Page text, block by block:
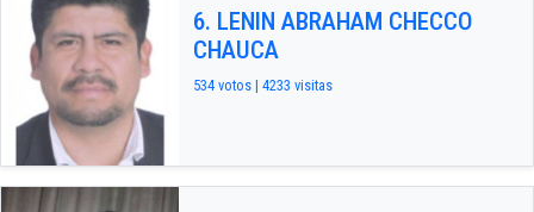
6. LENIN ABRAHAM CHECCO
CHAUCA
534 votos | 4233 visitas